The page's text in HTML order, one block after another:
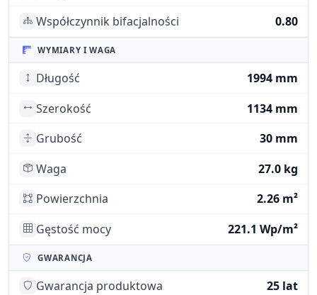
Współczynnik bifacjalności
0.80
WYMIARY I WAGA
Długość
1994 mm
Szerokość
1134 mm
Grubość
30 mm
Waga
27.0 kg
Powierzchnia
2.26 m²
Gęstość mocy
221.1 Wp/m²
GWARANCJA
Gwarancja produktowa
25 lat